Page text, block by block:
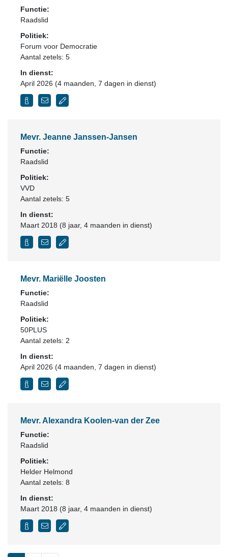
Functie:
Raadslid
Politiek:
Forum voor Democratie
Aantal zetels: 5
In dienst:
April 2026 (4 maanden, 7 dagen in dienst)
Mevr. Jeanne Janssen-Jansen
Functie:
Raadslid
Politiek:
VVD
Aantal zetels: 5
In dienst:
Maart 2018 (8 jaar, 4 maanden in dienst)
Mevr. Mariëlle Joosten
Functie:
Raadslid
Politiek:
50PLUS
Aantal zetels: 2
In dienst:
April 2026 (4 maanden, 7 dagen in dienst)
Mevr. Alexandra Koolen-van der Zee
Functie:
Raadslid
Politiek:
Helder Helmond
Aantal zetels: 8
In dienst:
Maart 2018 (8 jaar, 4 maanden in dienst)